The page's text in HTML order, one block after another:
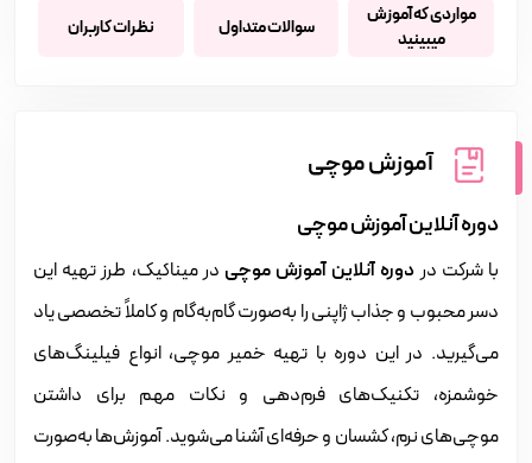
مواردی که آموزش
میبینید
سوالات متداول نظرات کاربران
آموزش موچی
دوره آنلاین آموزش موچی
با شرکت دردوره آنلاین آموزش موچی در میناکیک، طرز تهیه این
دسر محبوب و جذاب ژاپنی را به‌صورت گام‌به‌گام و کاملاً تخصصی یاد
می‌گیرید. در این دوره با تهیه خمیر موچی، انواع فیلینگ‌های
خوشمزه، تکنیک‌های فرم‌دهی و نکات مهم برای داشتن
موچی‌های نرم، کشسان و حرفه‌ای آشنا می‌شوید. آموزش‌ها به‌صورت